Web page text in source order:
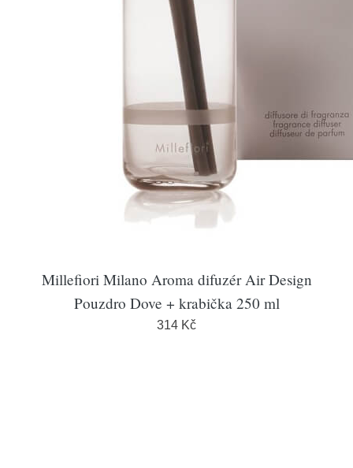
Millefiori Milano Aroma difuzér Air Design
Pouzdro Dove + krabička 250 ml
314 Kč